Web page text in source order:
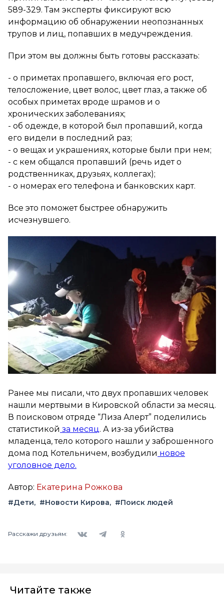
589-329. Там эксперты фиксируют всю
информацию об обнаружении неопознанных
трупов и лиц, попавших в медучреждения.
При этом вы должны быть готовы рассказать:
- о приметах пропавшего, включая его рост,
телосложение, цвет волос, цвет глаз, а также об
особых приметах вроде шрамов и о
хронических заболеваниях;
- об одежде, в которой был пропавший, когда
его видели в последний раз;
- о вещах и украшениях, которые были при нем;
- с кем общался пропавший (речь идет о
родственниках, друзьях, коллегах);
- о номерах его телефона и банковских карт.
Все это поможет быстрее обнаружить
исчезнувшего.
Ранее мы писали, что двух пропавших человек
нашли мертвыми в Кировской области за месяц.
В поисковом отряде “Лиза Алерт” поделились
статистикой за месяц. А из-за убийства
младенца, тело которого нашли у заброшенного
дома под Котельничем, возбудили новое
уголовное дело.
Автор: Екатерина Рожкова
#Дети #Новости Кирова #Поиск людей
Расскажи друзьям:
Читайте также